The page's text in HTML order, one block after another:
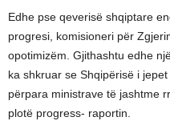
Edhe pse qeverisë shqiptare
progresi, komisioneri për
opotimizëm. Gjithashtu edhe
ka shkruar se Shqipërisë i
përpara ministrave të jashtme
plotë progress- raportin.